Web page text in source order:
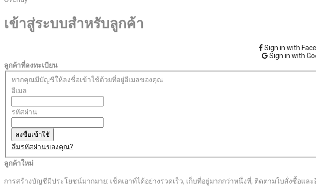
เข้าสู่ระบบสำหรับลูกค้า
Sign in with
Sign in with
ลูกค้าที่ลงทะเบียน
หากคุณมีบัญชีให้ลงชื่อเข้าใช้ด้วยที่อยู่อีเมลของคุณ
อีเมล
รหัสผ่าน
ลงชื่อเข้าใช้
ลืมรหัสผ่านของคุณ?
ลูกค้าใหม่
การสร้างบัญชีมีประโยชน์มากมาย: เช็คเอาท์ได้อย่างรวดเร็ว, เก็บที่อยู่มากกว่าหนึ่งที่, ติดตามใบสั่งซื้อและ